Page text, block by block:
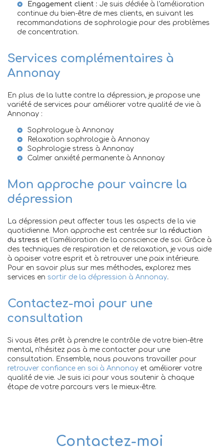
Engagement client : Je suis dédiée à l'amélioration
continue du bien-être de mes clients, en suivant les
recommandations de sophrologie pour des problèmes
de concentration.
Services complémentaires à
Annonay
En plus de la lutte contre la dépression, je propose une
variété de services pour améliorer votre qualité de vie à
Annonay :
Sophrologue à Annonay
Relaxation sophrologie à Annonay
Sophrologie stress à Annonay
Calmer anxiété permanente à Annonay
Mon approche pour vaincre la
dépression
La dépression peut affecter tous les aspects de la vie
quotidienne. Mon approche est centrée sur la réduction
du stress et l'amélioration de la conscience de soi. Grâce à
des techniques de respiration et de relaxation, je vous aide
à apaiser votre esprit et à retrouver une paix intérieure.
Pour en savoir plus sur mes méthodes, explorez mes
services en sortir de la dépression à Annonay.
Contactez-moi pour une
consultation
Si vous êtes prêt à prendre le contrôle de votre bien-être
mental, n'hésitez pas à me contacter pour une
consultation. Ensemble, nous pouvons travailler pour
retrouver confiance en soi à Annonay et améliorer votre
qualité de vie. Je suis ici pour vous soutenir à chaque
étape de votre parcours vers le mieux-être.
Contactez-moi